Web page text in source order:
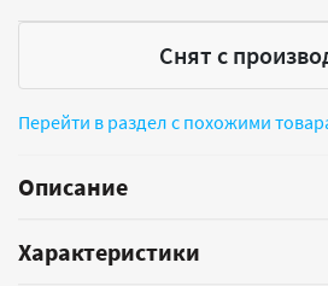
Снят с
Перейти в раздел с похожими
Описание
Характеристики